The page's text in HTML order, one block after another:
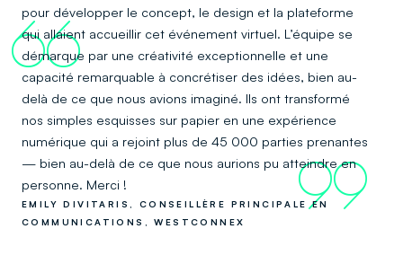
pour développer le concept, le design et la plateforme
qui allaient accueillir cet événement virtuel. L’équipe se
démarque par une créativité exceptionnelle et une
capacité remarquable à concrétiser des idées, bien au-
delà de ce que nous avions imaginé. Ils ont transformé
nos simples esquisses sur papier en une expérience
numérique qui a rejoint plus de 45 000 parties prenantes
— bien au-delà de ce que nous aurions pu atteindre en
personne. Merci !
66
99
EMILY DIVITARIS, CONSEILLÈRE PRINCIPALE EN
COMMUNICATIONS, WESTCONNEX